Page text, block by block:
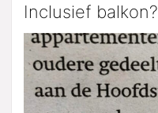
Inclusief balkon?